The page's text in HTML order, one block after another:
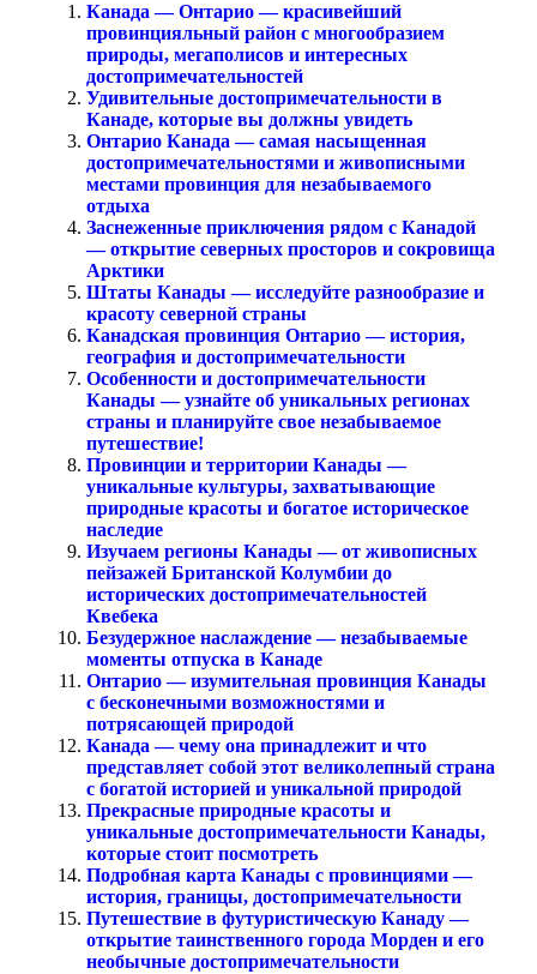
Канада — Онтарио — красивейший
провинцияльный район с многообразием
природы, мегаполисов и интересных
достопримечательностей
Удивительные достопримечательности в
Канаде, которые вы должны увидеть
Онтарио Канада — самая насыщенная
достопримечательностями и живописными
местами провинция для незабываемого
отдыха
Заснеженные приключения рядом с Канадой
— открытие северных просторов и сокровища
Арктики
Штаты Канады — исследуйте разнообразие и
красоту северной страны
Канадская провинция Онтарио — история,
география и достопримечательности
Особенности и достопримечательности
Канады — узнайте об уникальных регионах
страны и планируйте свое незабываемое
путешествие!
Провинции и территории Канады —
уникальные культуры, захватывающие
природные красоты и богатое историческое
наследие
Изучаем регионы Канады — от живописных
пейзажей Британской Колумбии до
исторических достопримечательностей
Квебека
Безудержное наслаждение — незабываемые
моменты отпуска в Канаде
Онтарио — изумительная провинция Канады
с бесконечными возможностями и
потрясающей природой
Канада — чему она принадлежит и что
представляет собой этот великолепный страна
с богатой историей и уникальной природой
Прекрасные природные красоты и
уникальные достопримечательности Канады,
которые стоит посмотреть
Подробная карта Канады с провинциями —
история, границы, достопримечательности
Путешествие в футуристическую Канаду —
открытие таинственного города Морден и его
необычные достопримечательности